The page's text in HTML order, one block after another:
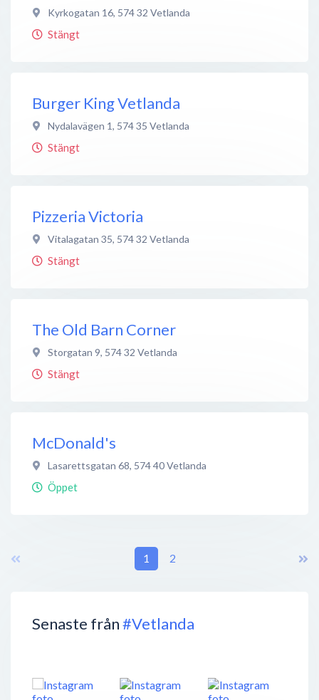
Senaste från#Vetlanda
Kyrkogatan 16, 574 32 Vetlanda
Stängt
Burger King Vetlanda
Nydalavägen 1, 574 35 Vetlanda
Stängt
Pizzeria Victoria
Vitalagatan 35, 574 32 Vetlanda
Stängt
The Old Barn Corner
Storgatan 9, 574 32 Vetlanda
Stängt
McDonald's
Lasarettsgatan 68, 574 40Vetlanda
Öppet
1 2